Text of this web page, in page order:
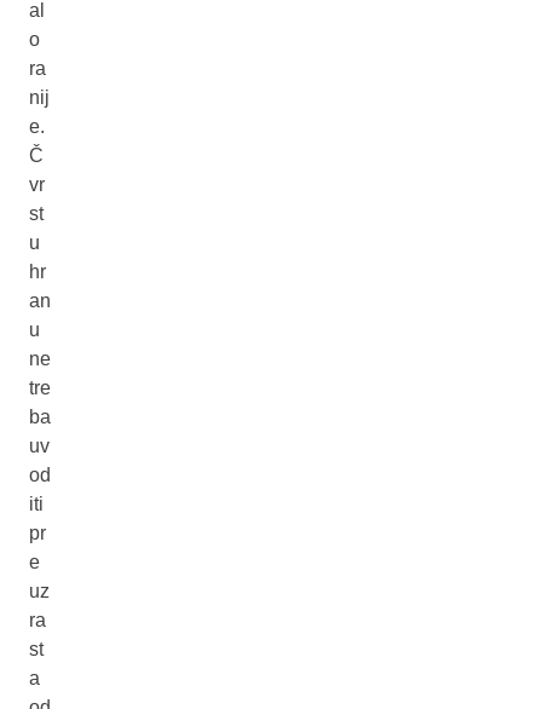
al
o
ra
nij
e.
Č
vr
st
u
hr
an
u
ne
tre
ba
uv
od
iti
pr
e
uz
ra
st
a